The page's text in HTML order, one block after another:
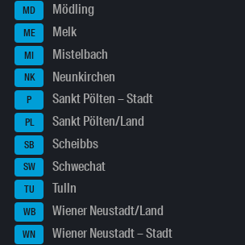
MD Mödling
ME Melk
MI Mistelbach
NK Neunkirchen
P Sankt Pölten – Stadt
PL Sankt Pölten/Land
SB Scheibbs
SW Schwechat
TU Tulln
WB Wiener Neustadt/Land
WN Wiener Neustadt – Stadt